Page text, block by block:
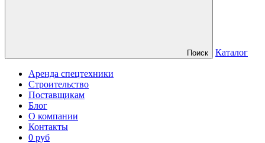
Поиск Каталог
Аренда спецтехники
Строительство
Поставщикам
Блог
О компании
Контакты
0 руб